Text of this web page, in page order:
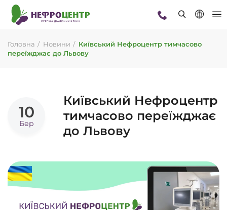
Головна Новини
Київський Нефроцентр тимчасово
переїжджає до Львову
10
Бер
Київський Нефроцентр
тимчасово переїжджає
до Львову